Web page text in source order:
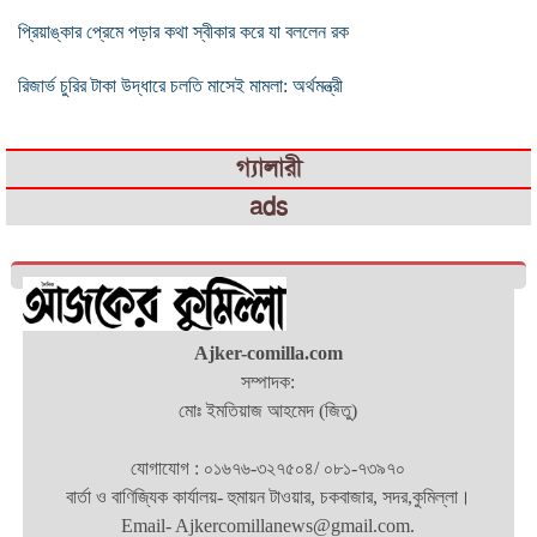
প্রিয়াঙ্কার প্রেমে পড়ার কথা স্বীকার করে যা বললেন রক
রিজার্ভ চুরির টাকা উদ্ধারে চলতি মাসেই মামলা: অর্থমন্ত্রী
গ্যালারী
ads
Ajker-comilla.com
সম্পাদক:
মোঃ ইমতিয়াজ আহমেদ (জিতু)
যোগাযোগ : ০১৬৭৬-৩২৭৫০৪/ ০৮১-৭৩৯৭০
বার্তা ও বাণিজ্যিক কার্যালয়- হুমায়ন টাওয়ার, চকবাজার, সদর,কুমিল্লা।
Email- Ajkercomillanews@gmail.com.